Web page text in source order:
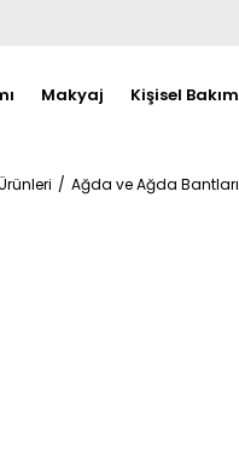
Makyaj Kişisel Bakım
Ağda ve Ağda Bantları